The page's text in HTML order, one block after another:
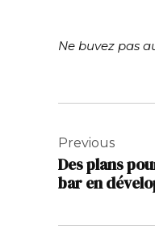
Ne buvez pas
de
l’article
Previous
Des plans
bar en